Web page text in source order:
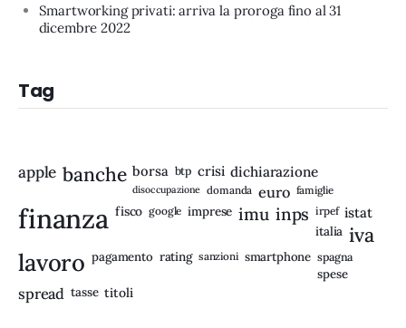
Smartworking privati: arriva la proroga fino al 31
dicembre 2022
Tag
apple banche borsa btp crisi dichiarazione
disoccupazione domanda euro famiglie
finanza fisco google imprese imu inps irpef istat
italia iva
lavoro pagamento rating sanzioni smartphone spagna
spese
spread tasse titoli